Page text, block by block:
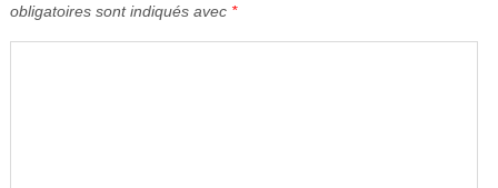
obligatoires sont indiqués avec *